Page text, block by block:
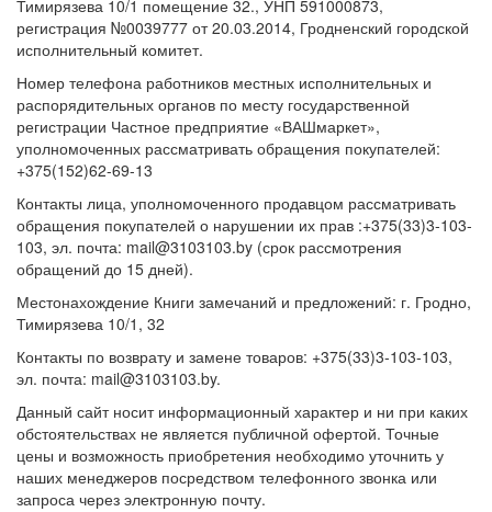
Тимирязева 10/1 помещение 32., УНП 591000873,
регистрация №0039777 от 20.03.2014, Гродненский городской
исполнительный комитет.
Номер телефона работников местных исполнительных и
распорядительных органов по месту государственной
регистрации Частное предприятие «ВАШмаркет»,
уполномоченных рассматривать обращения покупателей:
+375(152)62-69-13
Контакты лица, уполномоченного продавцом рассматривать
обращения покупателей о нарушении их прав :+375(33)3-103-
103, эл. почта: mail@3103103.by (срок рассмотрения
обращений до 15 дней).
Местонахождение Книги замечаний и предложений: г. Гродно,
Тимирязева 10/1, 32
Контакты по возврату и замене товаров: +375(33)3-103-103,
эл. почта: mail@3103103.by.
Данный сайт носит информационный характер и ни при каких
обстоятельствах не является публичной офертой. Точные
цены и возможность приобретения необходимо уточнить у
наших менеджеров посредством телефонного звонка или
запроса через электронную почту.